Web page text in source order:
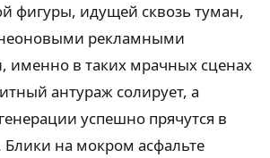
фигуры, идущей сквозь туман,
рекламными
именно в таких мрачных сценах
антураж солирует, а
успешно прячутся в
Блики на мокром асфальте